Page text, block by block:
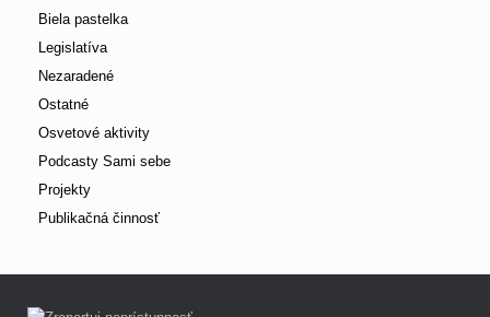
Biela pastelka
Legislatíva
Nezaradené
Ostatné
Osvetové aktivity
Podcasty Sami sebe
Projekty
Publikačná činnosť